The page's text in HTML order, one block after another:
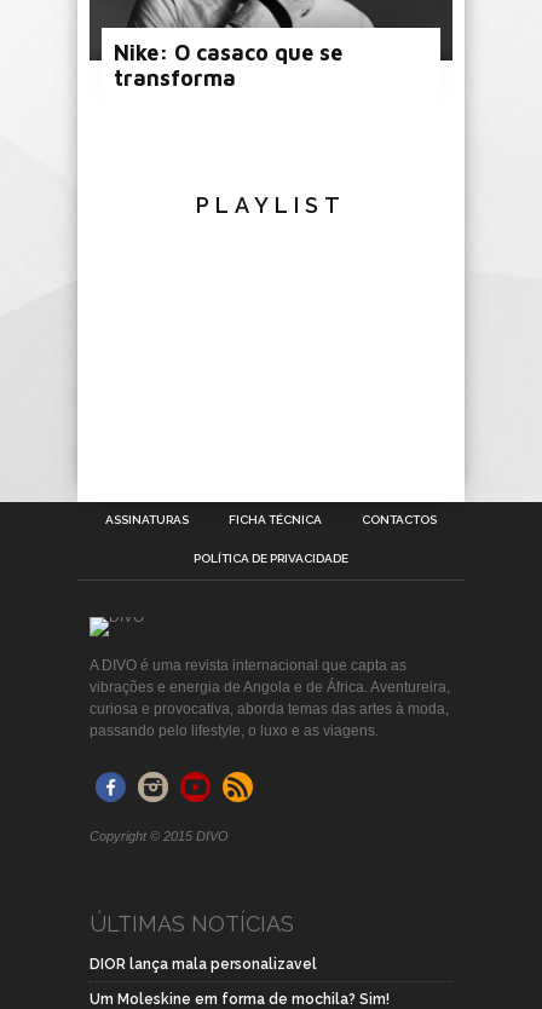
Nike: O casaco que se
transforma
PLAYLIST
ASSINATURAS FICHA TÉCNICA CONTACTOS
POLÍTICA DE PRIVACIDADE
A DIVO é uma revista internacional que capta as
vibrações e energia de Angola e de África. Aventureira,
curiosa e provocativa, aborda temas das artes à moda,
passando pelo lifestyle, o luxo e as viagens.
Copyright © 2015 DIVO
ÚLTIMAS NOTÍCIAS
DIOR lança mala personalizavel
Um Moleskine em forma de mochila? Sim!